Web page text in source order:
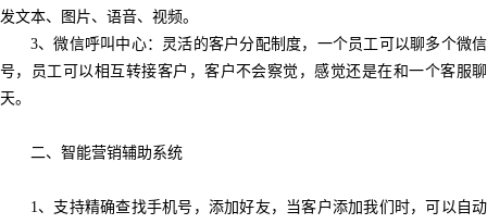
发文本、图片、语音、视频。
3、微信呼叫中心：灵活的客户分配制度，一个员工可以聊多个微信
号，员工可以相互转接客户，客户不会察觉，感觉还是在和一个客服聊
天。
二、智能营销辅助系统
1、支持精确查找手机号，添加好友，当客户添加我们时，可以自动